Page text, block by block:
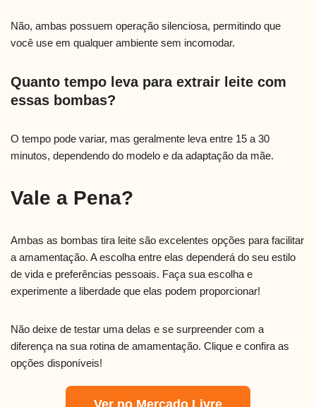
Não, ambas possuem operação silenciosa, permitindo que
você use em qualquer ambiente sem incomodar.
Quanto tempo leva para extrair leite com
essas bombas?
O tempo pode variar, mas geralmente leva entre 15 a 30
minutos, dependendo do modelo e da adaptação da mãe.
Vale a Pena?
Ambas as bombas tira leite são excelentes opções para facilitar
a amamentação. A escolha entre elas dependerá do seu estilo
de vida e preferências pessoais. Faça sua escolha e
experimente a liberdade que elas podem proporcionar!
Não deixe de testar uma delas e se surpreender com a
diferença na sua rotina de amamentação. Clique e confira as
opções disponíveis!
Ver no Mercado Livre